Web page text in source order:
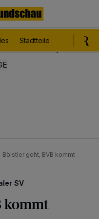
Stadtteile
Bölstler geht, BVB kommt
SV
kommt